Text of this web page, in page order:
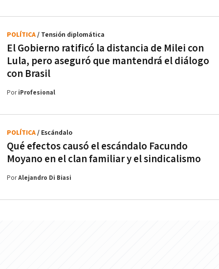
El Gobierno ratificó la distancia de Milei con
Lula, pero aseguró que mantendrá el diálogo
con Brasil
POLÍTICA/ Tensión diplomática
PoriProfesional
Qué efectos causó el escándalo Facundo
Moyano en el clan familiar y el sindicalismo
POLÍTICA/ Escándalo
PorAlejandro Di Biasi